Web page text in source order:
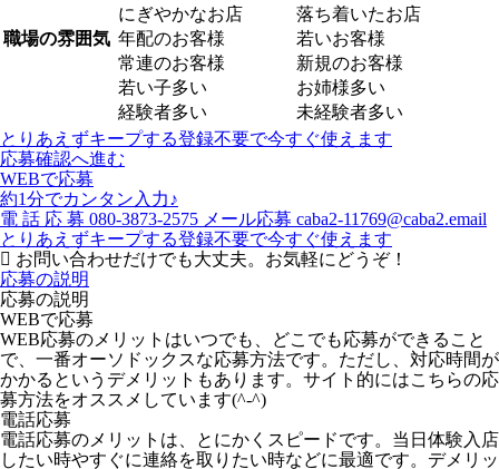
職場の雰囲気
にぎやかなお店
落ち着いたお店
年配のお客様
若いお客様
常連のお客様
新規のお客様
若い子多い
お姉様多い
経験者多い
未経験者多い
とりあえずキープする登録不要で今すぐ使えます
応募確認へ進む
WEBで応募
約1分でカンタン入力♪
電 話 応 募 080-3873-2575 メール応募 caba2-11769@caba2.email
とりあえずキープする登録不要で今すぐ使えます
お問い合わせだけでも大丈夫。お気軽にどうぞ！
応募の説明
応募の説明
WEBで応募
WEB応募のメリットはいつでも、どこでも応募ができること
で、一番オーソドックスな応募方法です。ただし、対応時間が
かかるというデメリットもあります。サイト的にはこちらの応
募方法をオススメしています(^-^)
電話応募
電話応募のメリットは、とにかくスピードです。当日体験入店
したい時やすぐに連絡を取りたい時などに最適です。デメリッ